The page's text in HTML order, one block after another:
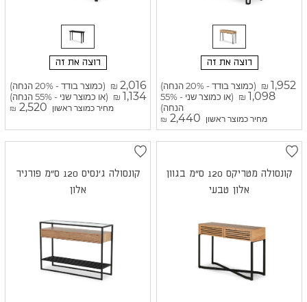
רוצה את זה
₪ 1,952 (כמוצר בודד - 20% הנחה)
₪ 1,098
(או כמוצר שני - 55%
הנחה)
מחיר כמוצר ראשון ₪ 2,440
רוצה את זה
₪ 2,016 (כמוצר בודד - 20% הנחה)
₪ 1,134 (או כמוצר שני - 55% הנחה)
מחיר כמוצר ראשון ₪ 2,520
קונסולה מטריקס 120 ס"מ בגוון
אלון טבעי
קונסולה ג'נסיס 120 ס"מ פורניר
אלון